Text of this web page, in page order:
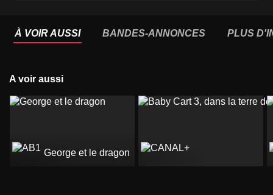
À VOIR AUSSI BANDES-ANNONCES PLUS
A voir aussi
George et le dragon